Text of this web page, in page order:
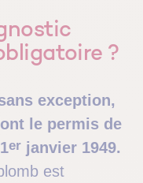
?
exception,
le permis de
er janvier 1949.
est